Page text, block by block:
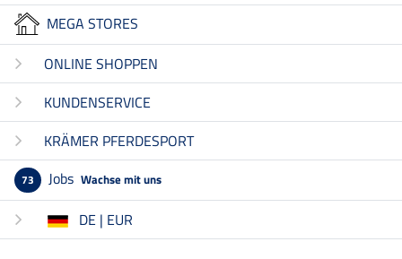
MEGA STORES
ONLINE SHOPPEN
KUNDENSERVICE
KRÄMER PFERDESPORT
73 Jobs Wachse mit uns
DE | EUR